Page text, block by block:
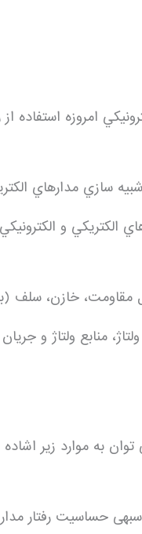
امروزه استفاده
مقاومت، خازن، سلف
منابع ولتاژ و
به موارد زیر اشاده
حساسيت رفتار